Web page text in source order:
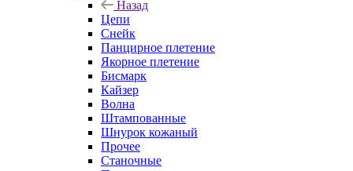
Назад
Цепи
Снейк
Панцирное плетение
Якорное плетение
Бисмарк
Кайзер
Волна
Штампованные
Шнурок кожаный
Прочее
Станочные